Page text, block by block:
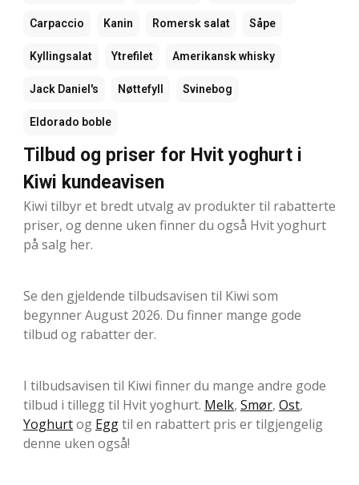
Carpaccio Kanin Romersk salat Såpe
Kyllingsalat Ytrefilet Amerikansk whisky
Jack Daniel's Nøttefyll Svinebog
Eldorado boble
Tilbud og priser for Hvit yoghurt i
Kiwi kundeavisen
Kiwi tilbyr et bredt utvalg av produkter til rabatterte
priser, og denne uken finner du også Hvit yoghurt
på salg her.
Se den gjeldende tilbudsavisen til Kiwi som
begynner August 2026. Du finner mange gode
tilbud og rabatter der.
I tilbudsavisen til Kiwi finner du mange andre gode
tilbud i tillegg til Hvit yoghurt. Melk, Smør, Ost,
Yoghurtog Eggtil en rabattert pris er tilgjengelig
denne uken også!